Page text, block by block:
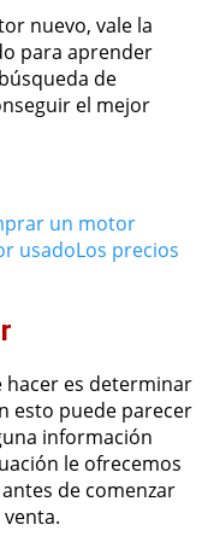
nuevo, vale la
para aprender
de
el mejor
un motor
usadoLos precios
hacer es determinar
esto puede parecer
información
le ofrecemos
de comenzar